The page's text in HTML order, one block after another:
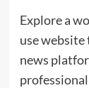
Explore a
use website
news